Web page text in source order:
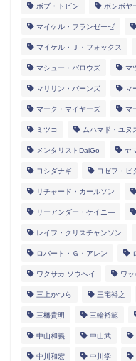
ボブ・トビン ボンボヤ
マイケル・フランゼーゼ
マイケル・Ｊ・フォックス
マシュー・バロウズ マ
マリリン・バーンズ マ
マーク・マイヤーズ マ
ミツコ ムハマド・ユヌ
メンタリストDaiGo ヤ
ヨシダナギ ヨゼフ・ピ
リチャード・カールソン
リーアンダー・ケイニ―
レイフ・クリスチャンソン
ロバート・Ｇ・アレン
ワクサカ ソウヘイ ワ
三上かつら 三宅裕之
三橋貴明 三輪裕範
中山和義 中山武
中川和宏 中川学